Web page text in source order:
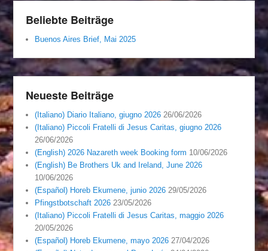
Beliebte Beiträge
Buenos Aires Brief, Mai 2025
Neueste Beiträge
(Italiano) Diario Italiano, giugno 2026 26/06/2026
(Italiano) Piccoli Fratelli di Jesus Caritas, giugno 2026
26/06/2026
(English) 2026 Nazareth week Booking form 10/06/2026
(English) Be Brothers Uk and Ireland, June 2026
10/06/2026
(Español) Horeb Ekumene, junio 2026 29/05/2026
Pfingstbotschaft 2026 23/05/2026
(Italiano) Piccoli Fratelli di Jesus Caritas, maggio 2026
20/05/2026
(Español) Horeb Ekumene, mayo 2026 27/04/2026